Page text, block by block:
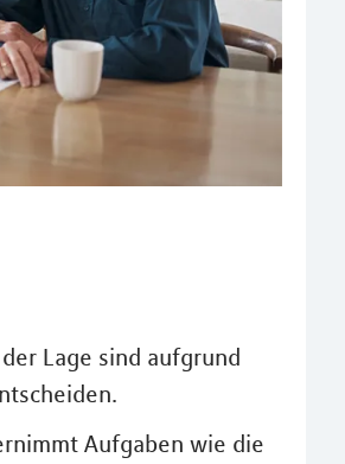
Lage sind aufgrund
Aufgaben wie die